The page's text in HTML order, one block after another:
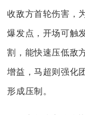
收敌方首轮伤害，
爆发点，开场可触
割，能快速压低敌
增益，马超则强化
形成压制。